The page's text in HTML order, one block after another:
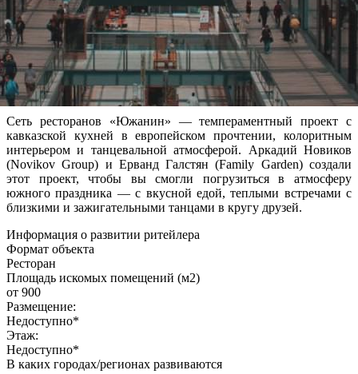
Сеть ресторанов «Южанин» — темпераментный проект с
кавказской кухней в европейском прочтении, колоритным
интерьером и танцевальной атмосферой. Аркадий Новиков
(Novikov Group) и Ерванд Галстян (Family Garden) создали
этот проект, чтобы вы смогли погрузиться в атмосферу
южного праздника — с вкусной едой, теплыми встречами с
близкими и зажигательными танцами в кругу друзей.
Информация о развитии ритейлера
Формат объекта
Ресторан
Площадь искомых помещений (м2)
от 900
Размещение:
Недоступно*
Этаж:
Недоступно*
В каких городах/регионах развиваются